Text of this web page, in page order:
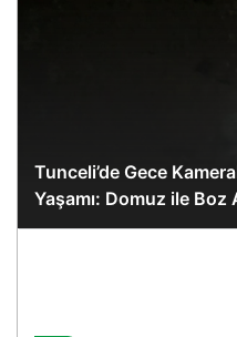
Tunceli’de Gece
Yaşamı: Domuz ile Boz